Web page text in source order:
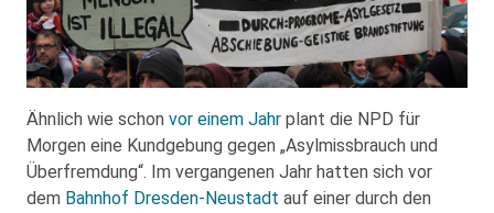
Ähnlich wie schon vor einem Jahr plant die NPD für
Morgen eine Kundgebung gegen „Asylmissbrauch und
Überfremdung“. Im vergangenen Jahr hatten sich vor
dem Bahnhof Dresden-Neustadt auf einer durch den